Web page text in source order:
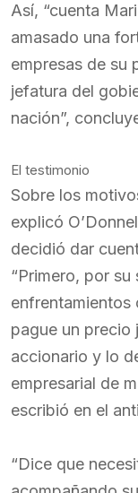
Así, “cuenta
amasado una
empresas de su
jefatura del
nación”,
El testimonio
Sobre los
explicó
decidió dar
“Primero, por
enfrentamientos
pague un precio
accionario y lo
empresarial de
escribió en el
“Dice que